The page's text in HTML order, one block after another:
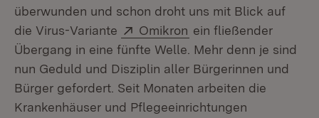
überwunden und schon droht uns mit Blick auf
die Virus-Variante
Extern:
Omikron (Öffnet in neuem
ein fließender
Übergang in eine fünfte Welle. Mehr denn je sind
nun Geduld und Disziplin aller Bürgerinnen und
Bürger gefordert. Seit Monaten arbeiten die
Krankenhäuser und Pflegeeinrichtungen